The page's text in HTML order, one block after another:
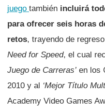
juego también incluirá
para ofrecer seis horas
retos, trayendo de
Need for Speed, el cual
Juego de Carreras’ en los
2010 y al ‘Mejor Tí­tulo
Academy Video Games